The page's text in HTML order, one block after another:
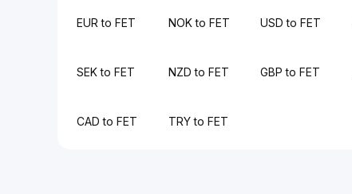
EUR to FET NOK to FET USD to FET
SEK to FET NZD to FET GBP to FET
CAD to FET TRY to FET